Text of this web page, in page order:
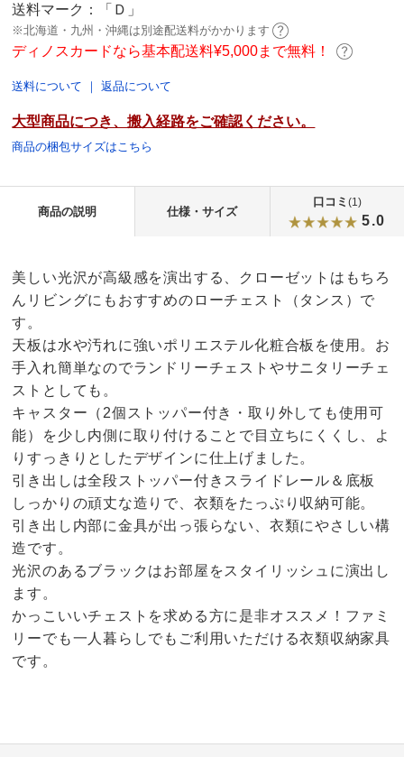
送料マーク： 「Ｄ」
※北海道・九州・沖縄は別途配送料がかかります
ディノスカードなら基本配送料¥5,000まで無料！
送料について ｜返品について
大型商品につき、搬入経路をご確認ください。
商品の梱包サイズはこちら
商品の説明 仕様・サイズ
口コミ (1)
5.0
美しい光沢が高級感を演出する、クローゼットはもちろ
んリビングにもおすすめのローチェスト（タンス）で
す。
天板は水や汚れに強いポリエステル化粧合板を使用。お
手入れ簡単なのでランドリーチェストやサニタリーチェ
ストとしても。
キャスター（2個ストッパー付き・取り外しても使用可
能）を少し内側に取り付けることで目立ちにくくし、よ
りすっきりとしたデザインに仕上げました。
引き出しは全段ストッパー付きスライドレール＆底板
しっかりの頑丈な造りで、衣類をたっぷり収納可能。
引き出し内部に金具が出っ張らない、衣類にやさしい構
造です。
光沢のあるブラックはお部屋をスタイリッシュに演出し
ます。
かっこいいチェストを求める方に是非オススメ！ファミ
リーでも一人暮らしでもご利用いただける衣類収納家具
です。